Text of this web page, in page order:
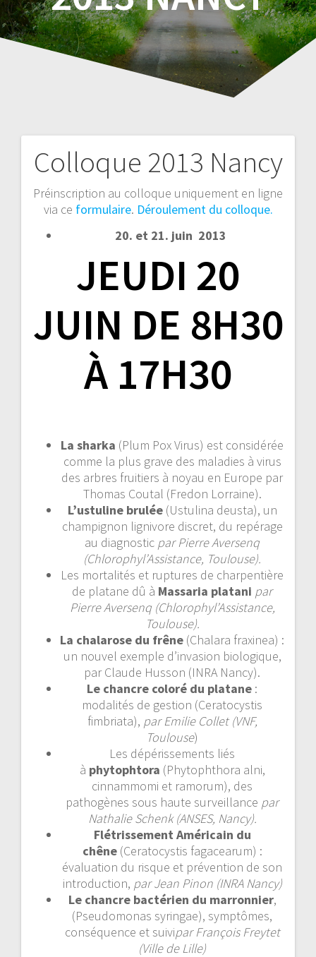
Colloque 2013 Nancy
Préinscription au colloque uniquement en ligne
via ce formulaire. Déroulement du colloque.
20. et 21. juin 2013
JEUDI 20
JUIN DE 8H30
À 17H30
La sharka (Plum Pox Virus) est considérée
comme la plus grave des maladies à virus
des arbres fruitiers à noyau en Europe par
Thomas Coutal (Fredon Lorraine).
L’ustuline brulée(Ustulina deusta), un
champignon lignivore discret, du repérage
au diagnostic par Pierre Aversenq
(Chlorophyl’Assistance, Toulouse).
Les mortalités et ruptures de charpentière
de platane dû à Massaria platani par
Pierre Aversenq (Chlorophyl’Assistance,
Toulouse).
La chalarose du frêne (Chalara fraxinea) :
un nouvel exemple d’invasion biologique,
par Claude Husson (INRA Nancy).
Le chancre coloré du platane :
modalités de gestion (Ceratocystis
fimbriata), par Emilie Collet (VNF,
Toulouse)
Les dépérissements liés
à phytophtora (Phytophthora alni,
cinnammomi et ramorum), des
pathogènes sous haute surveillance par
Nathalie Schenk (ANSES, Nancy).
Flétrissement Américain du
chêne(Ceratocystis fagacearum) :
évaluation du risque et prévention de son
introduction, par Jean Pinon (INRA Nancy)
Le chancre bactérien du marronnier,
(Pseudomonas syringae), symptômes,
conséquence et suivipar François Freytet
(Ville de Lille)
Navigation
de
l’article